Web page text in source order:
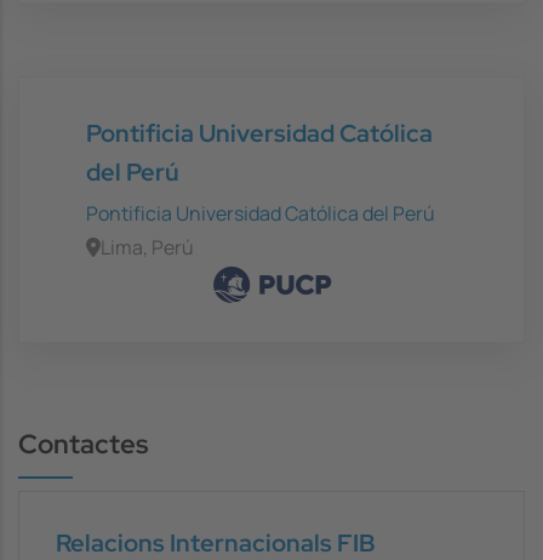
Pontificia Universidad Católica
del Perú
Pontificia Universidad Católica del Perú
Lima, Perú
Contactes
Relacions Internacionals FIB